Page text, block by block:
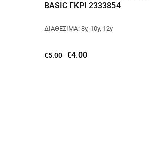
BASIC ΓΚΡΙ 2333854
ΔΙΑΘΕΣΙΜΑ: 8y, 10y, 12y
€5.00 €4.00